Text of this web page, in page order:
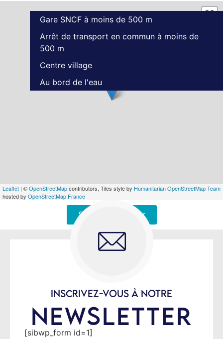
Leaflet | ©OpenStreetMapcontributors, Tiles style by Humanitarian OpenStreetMap Team
hosted by OpenStreetMap France
Gare SNCF à moins de 500 m
Arrêt de transport en commun à moins de
500 m
Centre village
Au bord de l'eau
Signaler une erreur
INSCRIVEZ-VOUS À NOTRE
NEWSLETTER
[sibwp_form id=1]